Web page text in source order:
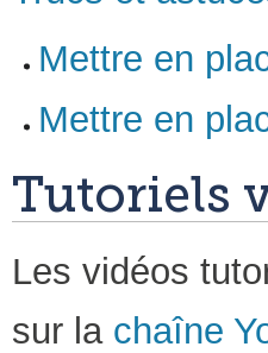
Mettre en
Mettre en
Tutoriels
Les vidéos
sur la chaîne